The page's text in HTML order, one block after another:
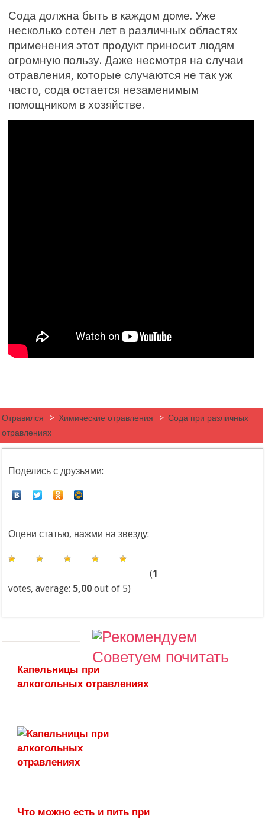
Сода должна быть в каждом доме. Уже
несколько сотен лет в различных областях
применения этот продукт приносит людям
огромную пользу. Даже несмотря на случаи
отравления, которые случаются не так уж
часто, сода остается незаменимым
помощником в хозяйстве.
Отравился > Химические отравления > Сода при различных
отравлениях
Поделись с друзьями:
Оцени статью, нажми на звезду:
(1
votes, average: 5,00 out of 5)
Советуем почитать
Капельницы при
алкогольных отравлениях
Что можно есть и пить при